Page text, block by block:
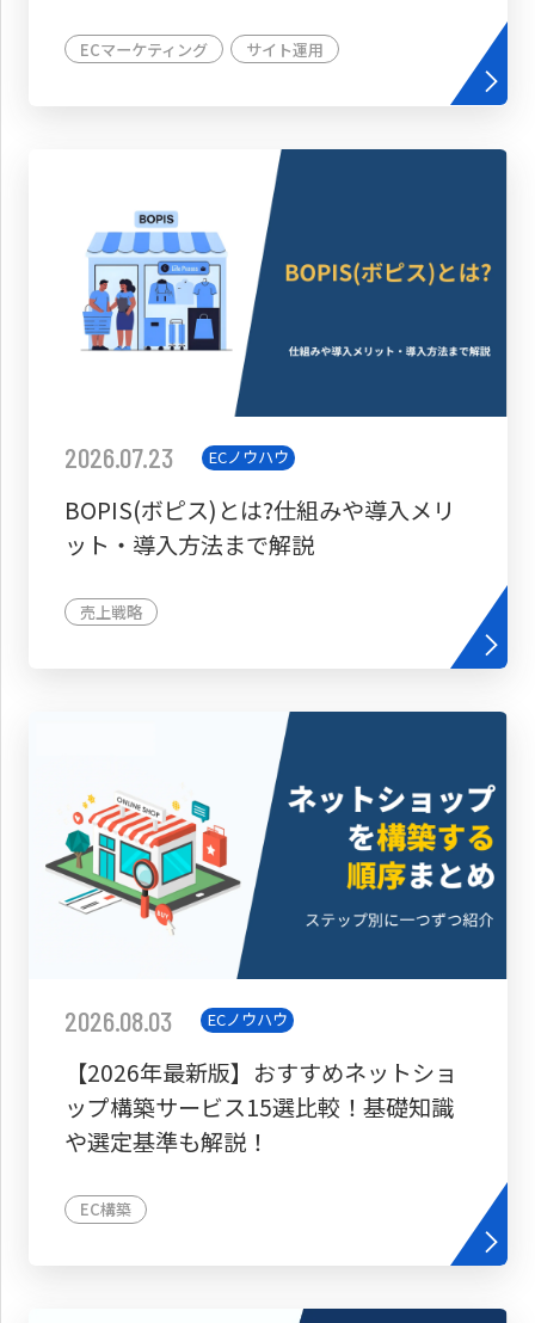
ECマーケティング サイト運用
2026.07.23 ECノウハウ
BOPIS(ボピス)とは?仕組みや導入メリ
ット・導入方法まで解説
売上戦略
2026.08.03 ECノウハウ
【2026年最新版】おすすめネットショ
ップ構築サービス15選比較！基礎知識
や選定基準も解説！
EC構築